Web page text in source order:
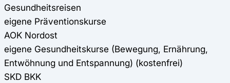
Gesundheitsreisen
eigene Präventionskurse
AOK Nordost
eigene Gesundheitskurse (Bewegung, Ernährung,
Entwöhnung und Entspannung) (kostenfrei)
SKD BKK